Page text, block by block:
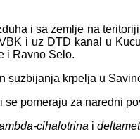
i sa zemlje na
i uz DTD kanal u
i Ravno Selo.
suzbijanja krpelja u
pomeraju za naredni
cihalotrina i